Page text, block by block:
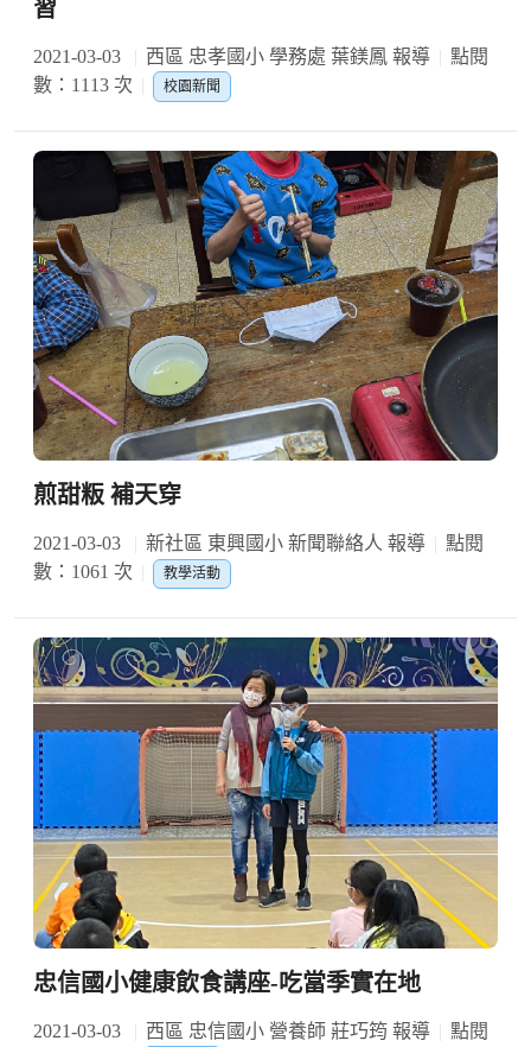
習
2021-03-03 西區 忠孝國小 學務處 葉鎂鳳 報導
點閱
數：1113 次
校園新聞
煎甜粄 補天穿
2021-03-03 新社區 東興國小 新聞聯絡人 報導
點閱
數：1061 次
教學活動
忠信國小健康飲食講座-吃當季實在地
2021-03-03 西區 忠信國小 營養師 莊巧筠 報導
點閱